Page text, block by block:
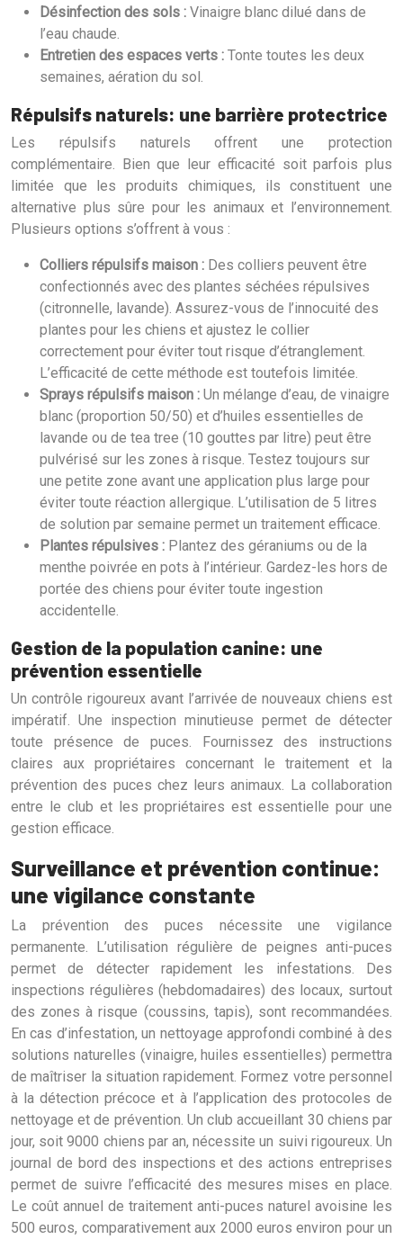
Désinfection des sols : Vinaigre blanc dilué dans de
l’eau chaude.
Entretien des espaces verts : Tonte toutes les deux
semaines, aération du sol.
Répulsifs naturels: une barrière protectrice
Les répulsifs naturels offrent une protection
complémentaire. Bien que leur efficacité soit parfois plus
limitée que les produits chimiques, ils constituent une
alternative plus sûre pour les animaux et l’environnement.
Plusieurs options s’offrent à vous :
Colliers répulsifs maison : Des colliers peuvent être
confectionnés avec des plantes séchées répulsives
(citronnelle, lavande). Assurez-vous de l’innocuité des
plantes pour les chiens et ajustez le collier
correctement pour éviter tout risque d’étranglement.
L’efficacité de cette méthode est toutefois limitée.
Sprays répulsifs maison : Un mélange d’eau, de vinaigre
blanc (proportion 50/50) et d’huiles essentielles de
lavande ou de tea tree (10 gouttes par litre) peut être
pulvérisé sur les zones à risque. Testez toujours sur
une petite zone avant une application plus large pour
éviter toute réaction allergique. L’utilisation de 5 litres
de solution par semaine permet un traitement efficace.
Plantes répulsives : Plantez des géraniums ou de la
menthe poivrée en pots à l’intérieur. Gardez-les hors de
portée des chiens pour éviter toute ingestion
accidentelle.
Gestion de la population canine: une
prévention essentielle
Un contrôle rigoureux avant l’arrivée de nouveaux chiens est
impératif. Une inspection minutieuse permet de détecter
toute présence de puces. Fournissez des instructions
claires aux propriétaires concernant le traitement et la
prévention des puces chez leurs animaux. La collaboration
entre le club et les propriétaires est essentielle pour une
gestion efficace.
Surveillance et prévention continue:
une vigilance constante
La prévention des puces nécessite une vigilance
permanente. L’utilisation régulière de peignes anti-puces
permet de détecter rapidement les infestations. Des
inspections régulières (hebdomadaires) des locaux, surtout
des zones à risque (coussins, tapis), sont recommandées.
En cas d’infestation, un nettoyage approfondi combiné à des
solutions naturelles (vinaigre, huiles essentielles) permettra
de maîtriser la situation rapidement. Formez votre personnel
à la détection précoce et à l’application des protocoles de
nettoyage et de prévention. Un club accueillant 30 chiens par
jour, soit 9000 chiens par an, nécessite un suivi rigoureux. Un
journal de bord des inspections et des actions entreprises
permet de suivre l’efficacité des mesures mises en place.
Le coût annuel de traitement anti-puces naturel avoisine les
500 euros, comparativement aux 2000 euros environ pour un